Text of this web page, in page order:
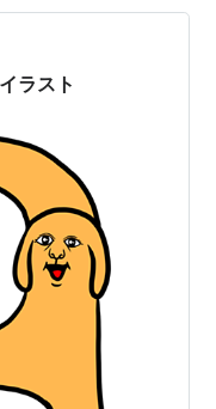
も収録モノも落ち着
ラスト